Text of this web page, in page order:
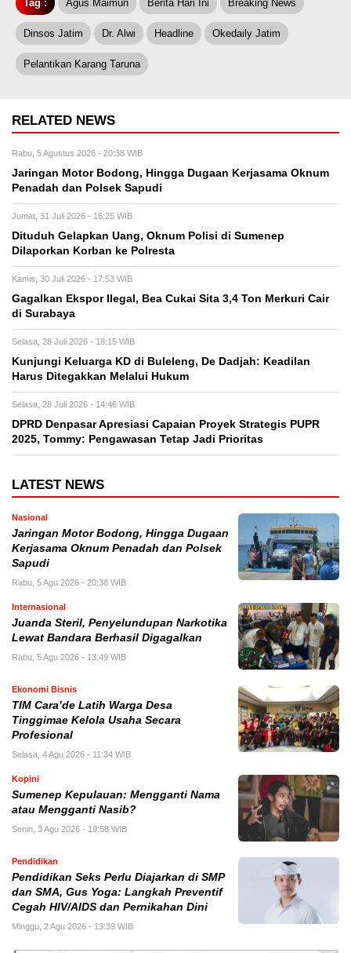
Tag : Agus Maimun Berita Hari Ini Breaking News
Dinsos Jatim Dr. Alwi Headline Okedaily Jatim
Pelantikan Karang Taruna
RELATED NEWS
Rabu, 5 Agustus 2026 - 20:38 WIB
Jaringan Motor Bodong, Hingga Dugaan Kerjasama Oknum
Penadah dan Polsek Sapudi
Jumat, 31 Juli 2026 - 16:25 WIB
Dituduh Gelapkan Uang, Oknum Polisi di Sumenep
Dilaporkan Korban ke Polresta
Kamis, 30 Juli 2026 - 17:53 WIB
Gagalkan Ekspor Ilegal, Bea Cukai Sita 3,4 Ton Merkuri Cair
di Surabaya
Selasa, 28 Juli 2026 - 18:15 WIB
Kunjungi Keluarga KD di Buleleng, De Dadjah: Keadilan
Harus Ditegakkan Melalui Hukum
Selasa, 28 Juli 2026 - 14:46 WIB
DPRD Denpasar Apresiasi Capaian Proyek Strategis PUPR
2025, Tommy: Pengawasan Tetap Jadi Prioritas
LATEST NEWS
Nasional
Jaringan Motor Bodong, Hingga Dugaan
Kerjasama Oknum Penadah dan Polsek
Sapudi
Rabu, 5 Agu 2026 - 20:38 WIB
Internasional
Juanda Steril, Penyelundupan Narkotika
Lewat Bandara Berhasil Digagalkan
Rabu, 5 Agu 2026 - 13:49 WIB
Ekonomi Bisnis
TIM Cara’de Latih Warga Desa
Tinggimae Kelola Usaha Secara
Profesional
Selasa, 4 Agu 2026 - 11:34 WIB
Kopini
Sumenep Kepulauan: Mengganti Nama
atau Mengganti Nasib?
Senin, 3 Agu 2026 - 19:58 WIB
Pendidikan
Pendidikan Seks Perlu Diajarkan di SMP
dan SMA, Gus Yoga: Langkah Preventif
Cegah HIV/AIDS dan Pernikahan Dini
Minggu, 2 Agu 2026 - 13:39 WIB